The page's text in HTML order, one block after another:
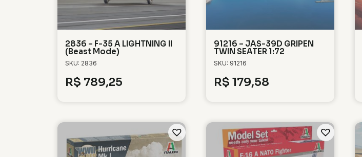
2836 – F-35 A LIGHTNING II
(Beast Mode)
SKU: 2836
R$ 789,25
91216 – JAS-39D GRIPEN
TWIN SEATER 1:72
SKU: 91216
R$ 179,58